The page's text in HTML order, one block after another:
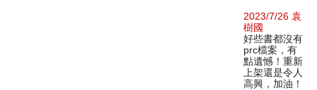
2023/7/26 袁
樹國
好些書都沒有
prc檔案，有
點遺憾！重新
上架還是令人
高興，加油！